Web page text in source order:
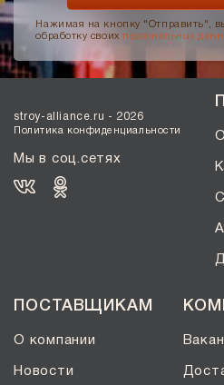
Нажимая на кнопку "Отправить", вы
обработку своих персональных
stroy-alliance.ru - 2026
Политика конфиденциальности
Мы в соц.сетях
ПОСТАВЩИКАМ
О компании
Новости